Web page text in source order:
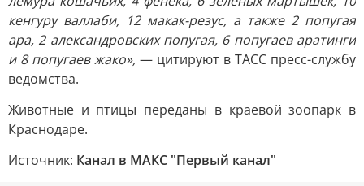
кенгуру валлаби, 12 макак-резус, а также 2 попугая
ара, 2 александровских попугая, 6 попугаев аратинги
и 8 попугаев жако», — цитируют в ТАСС пресс-службу
ведомства.
Животные и птицы переданы в краевой зоопарк в
Краснодаре.
Источник: Канал в МАКС "Первый канал"